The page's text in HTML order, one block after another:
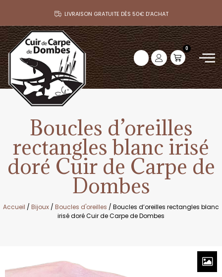
LIVRAISON GRATUITE DÈS 50€ D’ACHAT
0
Boucles d’oreilles
rectangles blanc irisé
doré Cuir de Carpe de
Dombes
Accueil / Bijoux / Boucles d'oreilles / Boucles d’oreilles rectangles blanc
irisé doré Cuir de Carpe de Dombes